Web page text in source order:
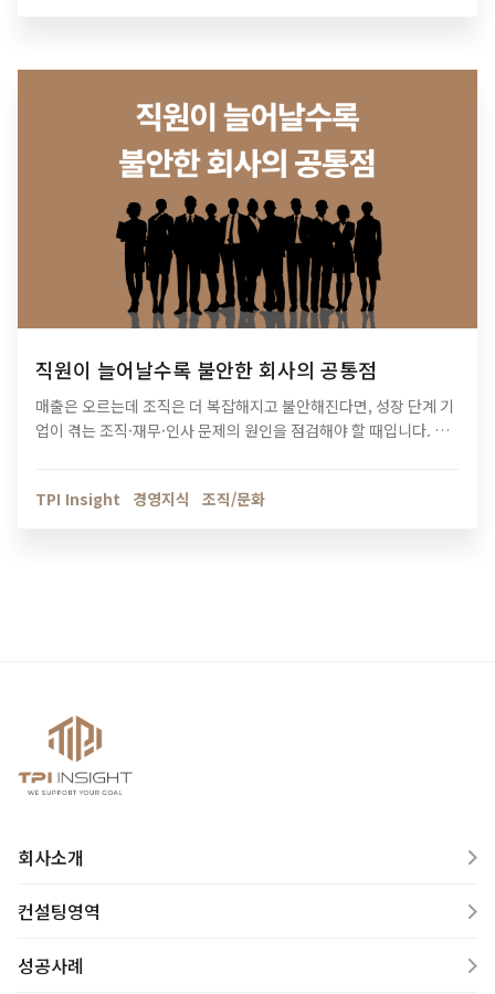
직원이 늘어날수록 불안한 회사의 공통점
매출은 오르는데 조직은 더 복잡해지고 불안해진다면, 성장 단계 기
업이 겪는 조직·재무·인사 문제의 원인을 점검해야 할 때입니다. 티
TPI Insight
경영지식 조직/문화
회사소개
컨설팅영역
성공사례